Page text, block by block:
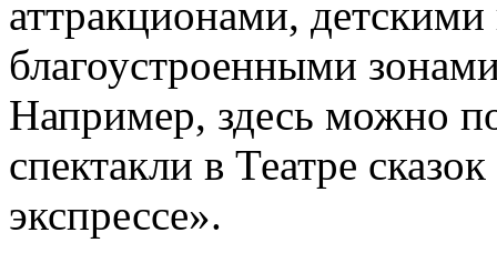
аттракционами,
благоустроенными
Например, здесь можно
спектакли в Театре
экспрессе».